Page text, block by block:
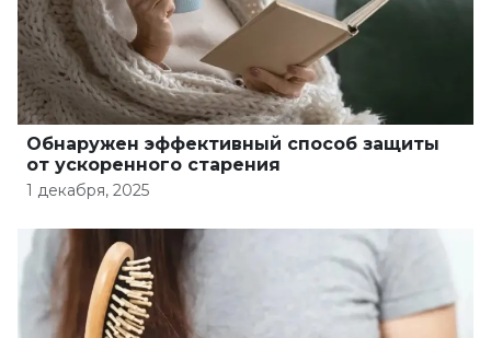
Обнаружен эффективный способ защиты
от ускоренного старения
1 декабря, 2025